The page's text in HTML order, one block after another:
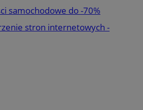
samochodowe do -70%
stron internetowych -